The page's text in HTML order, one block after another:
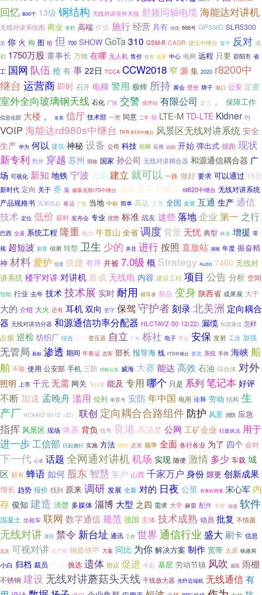
回忆 800个 13级 钢结构 无线对讲室外天线 射频同轴电缆海能达对讲机
无线对讲系统图 商业 专栏 高端 作业 施行经营 具有 传统 666号 GP338D SLR5300
第 你 火 梅 图 给 但 700 SHOW GoTa310 GSM-R CAGR 建伍中继台 首个 反对 成
都 1750万股 董事长 万物 在哪 无人机 售价 双号 巡更 中心 电网 远程 只要 邵阳市 省
工 国网 队伍 抢 有 事 22日 TCCA CCW2018 窄 源 集 2020 r8200中
继台 运营商 即时 召开 电梯 警用 极蜂 所持 展会 壁垒 牌子 海口 公安 定要
室外全向玻璃钢天线 石化 厂区 交警 搅拌站 有限公司 之三 。 保障工作
信息化部 大楼 备案 信厅 技术部 一类 同意 二字 拟 LTE-M TD-LTE Kidner 约
VOIP 海能达rd980s中继台 TKR-810中继台 风景区无线对讲系统 安全
生产 华为 何以 建筑 神秘 设备 公司 科技 组网 应用 识别 开始 弹出式 领跑 现状
新专利 野外 穿越 苏州 回收 国家 孙公司 无线对讲耦合器 和源通信耦合器 广
场 可视化 新知 地铁 宁波 云南 建立 就可以 一路 做好 要求 可以通过 15日
新时代 定向 关于 赛 落 威泰克斯r70中继台 威泰克斯中继台 rd620中继台 无线对讲系统
产品规格书 高潮迭起 春运 广告 当地 中标 简单 高达 上海 全国 金奖 互通 生产 通信
技术 定位 低价 双时 发布会 专业 优势 标准 战友 这些落地企业 第一 之行
巴西 交通 系统工程 隆重 电力 牛首山 全省 调度 背景 无忧 典型 林业 增援 常
规 超短波 新晋 侦测 转型 卫生 少的 并且 进行按照 直放站 湖南 年度 振奋精
神 材料 爱护 组委 统建 有序 并被 7.0级 概 Strategy Audio 7400 无线对
讲系统 楼宇对讲 对讲机造成 无线电 内容 建设工程 项目 公告分析 空间
智能 行业 去年 技术 技术展 实时 耐用 领导者 新品 变身 陕西省 成果展 大于
大的 介绍 大火 还有 耳机 双向 坚守 保驾 守护者刻录北美洲 定向耦合
器 无线对讲功分器 和源通信功率分配器 HLCTAYZ-50-12(22) 漏缆 和源通信 怎样
占据 巡检 纺织厂 综合 变压器 自立 广州 栎社 电子 平台 安保 发射 工业 加强
无管局 新标 渗透 期间 年春运 志军 部长 报导海 线 r70中继台 首次 系统 手持 海峡船
舶 不敬 使用 公安部 手机 三防 招标公告 威海 大赛 能达 高效 石油 综合体 对外
照明 上市 千元 无需 网关 飞行器 能及 专用 哪个 只是 系列 笔记本 好评
不断 加速 孟晚舟滥用 位列 单双号 安防年中国 电用 诠释 劳动 结构 生
产厂 HCAAYZ-50-12（22） 联创 定向耦合合路组件 防护 风景 消防 应急
指挥 风景区 现场 体系 背负 信号 良港 高清楚 公网 工矿企业 行政执法 用于
进一步工信部 日起施行 实施 方法 用到 进展 频率 全面 各行各业 为了 四个 会对
下一代 心求 话题 全网通对讲机机场 实现 随便 激情 多少 车载 城
区 那有 蜂语如何 股东 智慧 客户 山西 千家万户 身份 隙更 创新成果
增长 趋势 报价 找到 原来 调研 发展 全新 对的 日夜 公里 有事好商量 宋心军 内
存 俊知 建造 清楚 多媒体 淄博 大型 之四 需求 大学 麻栗 配件 专家 信道 软件
混凝土 出租车 联网 数字通信规范 强国 主体 技术成熟 动员 批复 不情愿
无线对讲 英烈 禁令 新台址 通讯 工作 世界 通信行业 盛大 刷卡 信息
北京 可视对讲 生产商 钢盔铁甲 方案 同比 为你 解决方案 制作 宽带 太原 铁路局
小白 归档 裁员 完成 挑选 遗体 协议 促进 今起 基层 劳动节镇 风吹 居民 雨棚
不锈钢 建设 无线对讲蘑菇头天线 干线放大器 光纤近端机 无线通信有